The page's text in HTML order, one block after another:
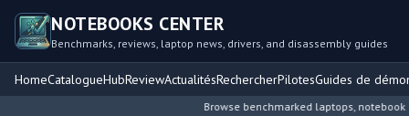
NOTEBOOKS CENTER
Benchmarks, reviews, laptop news, drivers, and disassembly guides
HomeCatalogueHubReviewActualitésRechercherPilotesGuides de
Browse benchmarked laptops, notebook